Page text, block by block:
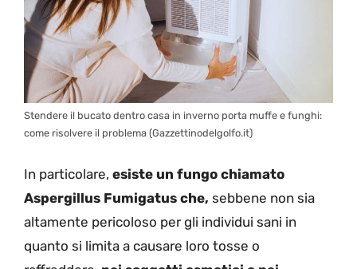
Stendere il bucato dentro casa in inverno porta muffe e funghi:
come risolvere il problema (Gazzettinodelgolfo.it)
In particolare, esiste un fungo chiamato
Aspergillus Fumigatus che, sebbene non sia
altamente pericoloso per gli individui sani in
quanto si limita a causare loro tosse o